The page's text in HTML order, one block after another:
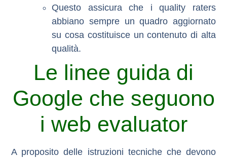
Questo assicura che i quality raters
abbiano sempre un quadro aggiornato
su cosa costituisce un contenuto di alta
qualità.
Le linee guida di
Google che seguono
i web evaluator
A proposito delle istruzioni tecniche che devono